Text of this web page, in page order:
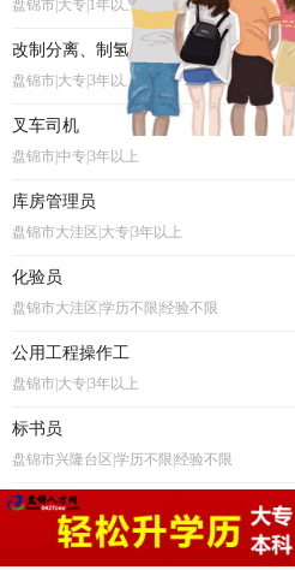
盘锦市|大专|1年以上
改制分离、制氢、硫磺车间主操
盘锦市|大专|3年以上
叉车司机
盘锦市|中专|3年以上
库房管理员
盘锦市大洼区|大专|3年以上
化验员
盘锦市大洼区|学历不限|经验不限
公用工程操作工
盘锦市|大专|3年以上
标书员
盘锦市兴隆台区|学历不限|经验不限